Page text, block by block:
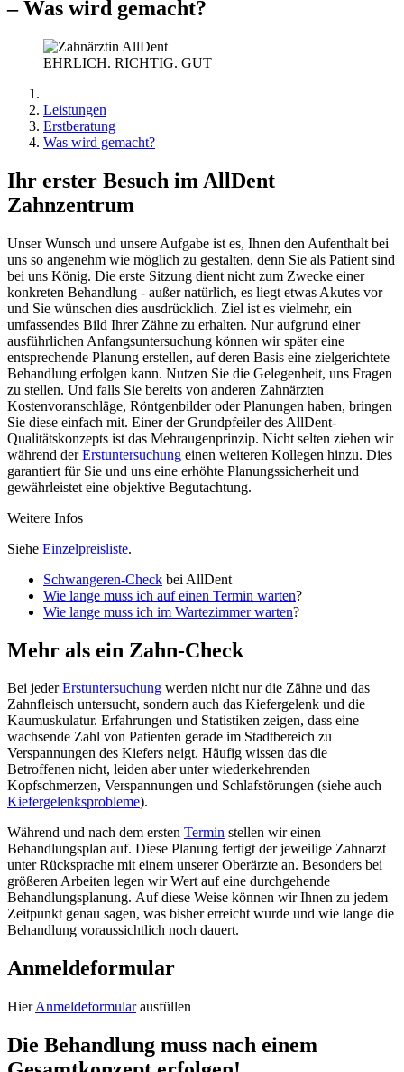
– Was wird gemacht?
EHRLICH. RICHTIG. GUT
Leistungen
Erstberatung
Was wird gemacht?
Ihr erster Besuch im AllDent
Zahnzentrum
Unser Wunsch und unsere Aufgabe ist es, Ihnen den Aufenthalt bei
uns so angenehm wie möglich zu gestalten, denn Sie als Patient sind
bei uns König. Die erste Sitzung dient nicht zum Zwecke einer
konkreten Behandlung - außer natürlich, es liegt etwas Akutes vor
und Sie wünschen dies ausdrücklich. Ziel ist es vielmehr, ein
umfassendes Bild Ihrer Zähne zu erhalten. Nur aufgrund einer
ausführlichen Anfangsuntersuchung können wir später eine
entsprechende Planung erstellen, auf deren Basis eine zielgerichtete
Behandlung erfolgen kann. Nutzen Sie die Gelegenheit, uns Fragen
zu stellen. Und falls Sie bereits von anderen Zahnärzten
Kostenvoranschläge, Röntgenbilder oder Planungen haben, bringen
Sie diese einfach mit. Einer der Grundpfeiler des AllDent-
Qualitätskonzepts ist das Mehraugenprinzip. Nicht selten ziehen wir
während derErstuntersuchung einen weiteren Kollegen hinzu. Dies
garantiert für Sie und uns eine erhöhte Planungssicherheit und
gewährleistet eine objektive Begutachtung.
Weitere Infos
Siehe Einzelpreisliste.
Schwangeren-Check bei AllDent
Wie lange muss ich auf einen Termin warten?
Wie lange muss ich im Wartezimmer warten?
Mehr als ein Zahn-Check
Bei jederErstuntersuchung werden nicht nur die Zähne und das
Zahnfleisch untersucht, sondern auch das Kiefergelenk und die
Kaumuskulatur. Erfahrungen und Statistiken zeigen, dass eine
wachsende Zahl von Patienten gerade im Stadtbereich zu
Verspannungen des Kiefers neigt. Häufig wissen das die
Betroffenen nicht, leiden aber unter wiederkehrenden
Kopfschmerzen, Verspannungen und Schlafstörungen (siehe auch
Kiefergelenksprobleme).
Während und nach dem ersten Termin stellen wir einen
Behandlungsplan auf. Diese Planung fertigt der jeweilige Zahnarzt
unter Rücksprache mit einem unserer Oberärzte an. Besonders bei
größeren Arbeiten legen wir Wert auf eine durchgehende
Behandlungsplanung. Auf diese Weise können wir Ihnen zu jedem
Zeitpunkt genau sagen, was bisher erreicht wurde und wie lange die
Behandlung voraussichtlich noch dauert.
Anmeldeformular
HierAnmeldeformularausfüllen
Die Behandlung muss nach einem